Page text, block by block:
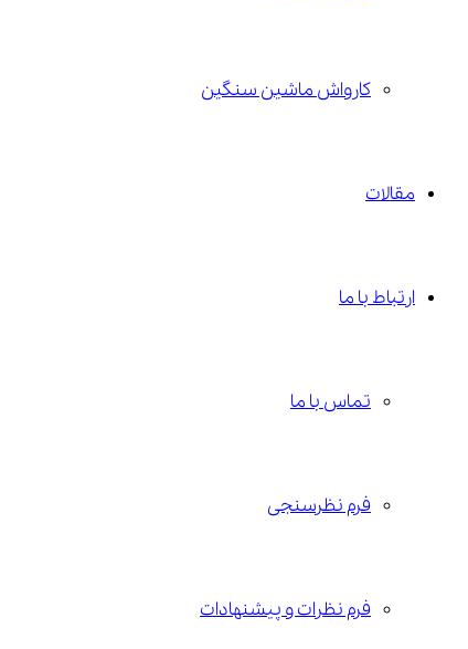
کارواش ماشین سنگین
مقالات
ارتباط با ما
تماس با ما
فرم نظرسنجی
فرم نظرات و پیشنهادات